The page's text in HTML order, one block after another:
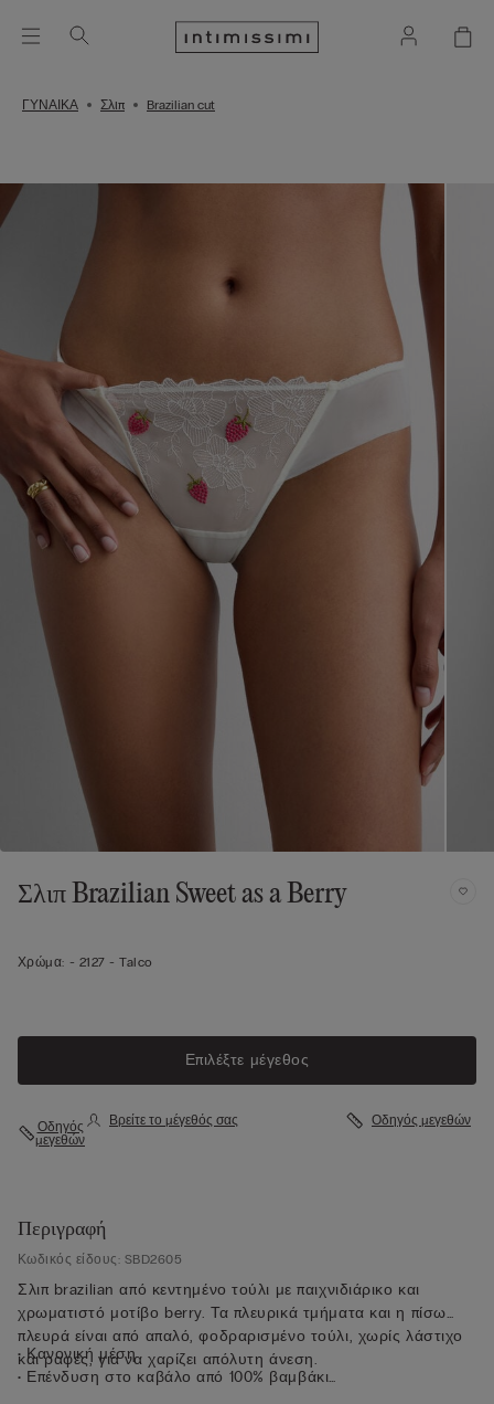
ΓΥΝΑΙΚΑ Σλιπ Brazilian cut
Σλιπ Brazilian Sweet as a Berry
Χρώμα: - 2127 - Talco
Επιλέξτε μέγεθος
Οδηγός
μεγεθών
Βρείτε το μέγεθός σας Οδηγός μεγεθών
Περιγραφή
Κωδικός είδους: SBD2605
Σλιπ brazilian από κεντημένο τούλι με παιχνιδιάρικο και
χρωματιστό μοτίβο berry. Τα πλευρικά τμήματα και η πίσω
πλευρά είναι από απαλό, φοδραρισμένο τούλι, χωρίς λάστιχο
και ραφές, για να χαρίζει απόλυτη άνεση.
• Κανονική μέση
• Επένδυση στο καβάλο από 100% βαμβάκι